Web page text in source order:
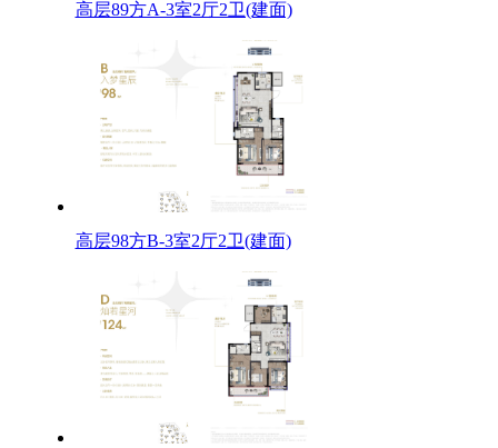
高层89方A-3室2厅2卫(建面)
高层98方B-3室2厅2卫(建面)